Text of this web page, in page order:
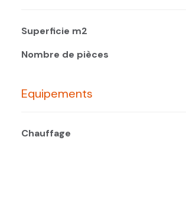
Superficie m2
Nombre de pièces
Equipements
Chauffage